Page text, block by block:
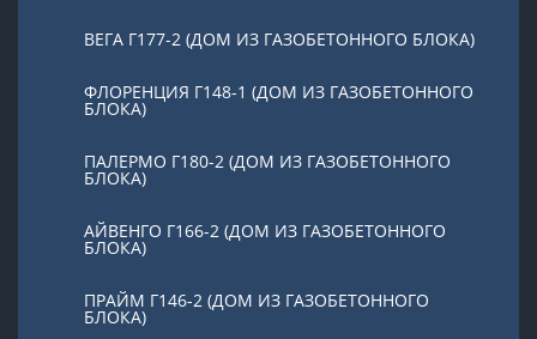
ВЕГА Г177-2 (ДОМ ИЗ ГАЗОБЕТОННОГО БЛОКА)
ФЛОРЕНЦИЯ Г148-1 (ДОМ ИЗ ГАЗОБЕТОННОГО
БЛОКА)
ПАЛЕРМО Г180-2 (ДОМ ИЗ ГАЗОБЕТОННОГО
БЛОКА)
АЙВЕНГО Г166-2 (ДОМ ИЗ ГАЗОБЕТОННОГО
БЛОКА)
ПРАЙМ Г146-2 (ДОМ ИЗ ГАЗОБЕТОННОГО
БЛОКА)